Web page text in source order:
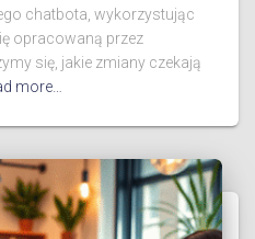
chatbota, wykorzystując
opracowaną przez
się, jakie zmiany czekają
more…